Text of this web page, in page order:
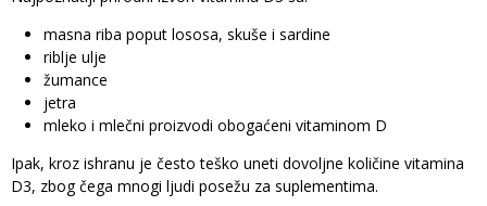
masna riba poput lososa, skuše i sardine
riblje ulje
žumance
jetra
mleko i mlečni proizvodi obogaćeni vitaminom D
Ipak, kroz ishranu je često teško uneti dovoljne količine vitamina
D3, zbog čega mnogi ljudi posežu za suplementima.